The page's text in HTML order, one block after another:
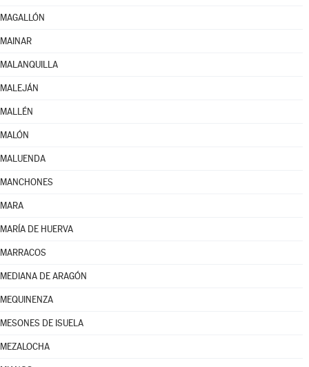
MAGALLÓN
MAINAR
MALANQUILLA
MALEJÁN
MALLÉN
MALÓN
MALUENDA
MANCHONES
MARA
MARÍA DE HUERVA
MARRACOS
MEDIANA DE ARAGÓN
MEQUINENZA
MESONES DE ISUELA
MEZALOCHA